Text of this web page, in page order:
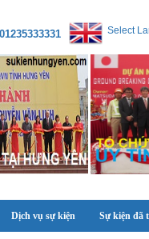
Select
Dịch vụ sự kiện Sự kiện đã